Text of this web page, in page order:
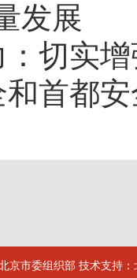
发展
：切实
首都
京市委组织部 技术支持